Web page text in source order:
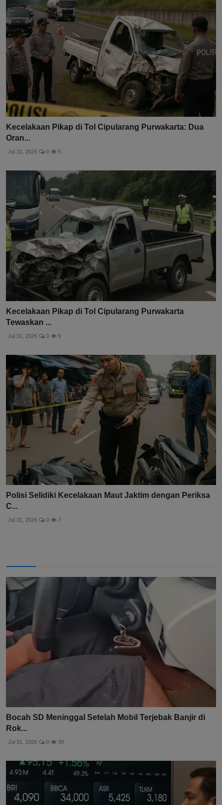
Kecelakaan Pikap di Tol Cipularang Purwakarta: Dua
Oran...
Jul 31, 2026 0 5
Kecelakaan Pikap di Tol Cipularang Purwakarta
Tewaskan ...
Jul 31, 2026 0 9
Polisi Selidiki Kecelakaan Maut Jaktim dengan Periksa
C...
Jul 31, 2026 0 7
Bocah SD Meninggal Setelah Mobil Terjebak Banjir di
Rok...
Jul 31, 2026 0 39